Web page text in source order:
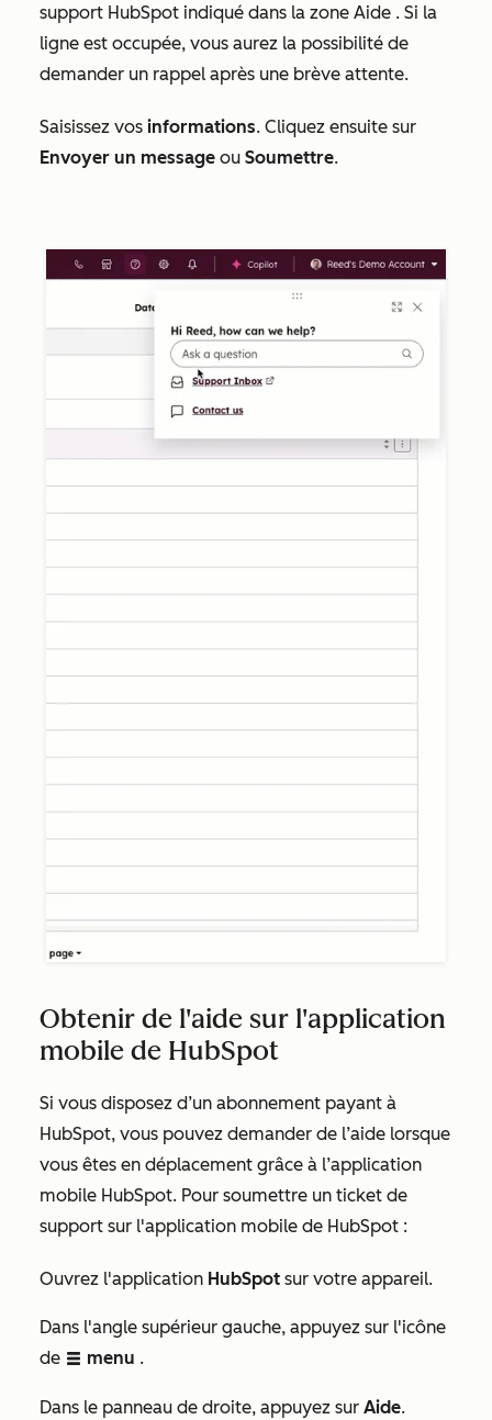
support HubSpot indiqué dans la zone Aide . Si la
ligne est occupée, vous aurez la possibilité de
demander un rappel après une brève attente.
Saisissez vos informations. Cliquez ensuite sur
Envoyer un message ou Soumettre.
Obtenir de l'aide sur l'application
mobile de HubSpot
Si vous disposez d’un abonnement payant à
HubSpot, vous pouvez demander de l’aide lorsque
vous êtes en déplacement grâce à l’application
mobile HubSpot. Pour soumettre un ticket de
support sur l'application mobile de HubSpot :
Ouvrez l'application HubSpot sur votre appareil.
Dans l'angle supérieur gauche, appuyez sur l'icône
de listView menu .
Dans le panneau de droite, appuyez sur Aide.